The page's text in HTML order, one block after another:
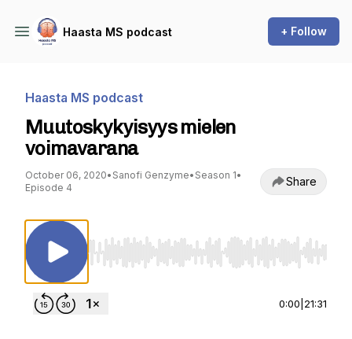
Haasta MS podcast + Follow
Haasta MS podcast
Muutoskykyisyys mielen
voimavarana
October 06, 2020• Sanofi Genzyme• Season 1•
Episode 4
Share
Use Left/Right to seek, Home/End to jump
0:00 21:31